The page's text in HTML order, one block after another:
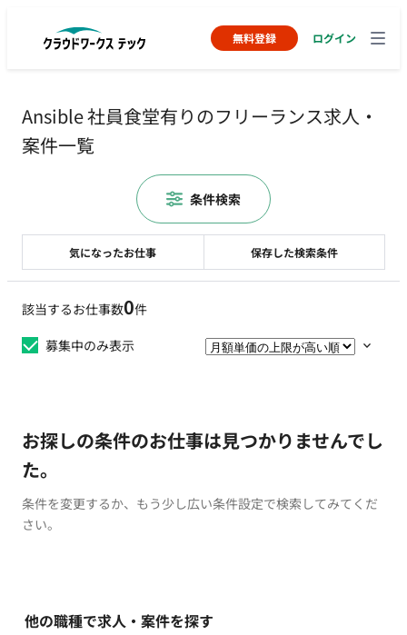
無料登録 ログイン
Ansible 社員食堂有りのフリーランス求人・
案件一覧
該当するお仕事数0件
募集中のみ表示
お探しの条件のお仕事は見つかりませんでし
た。
条件を変更するか、もう少し広い条件設定で検索してみてくだ
さい。
他の職種で求人・案件を探す
気になったお仕事 保存した検索条件
条件検索